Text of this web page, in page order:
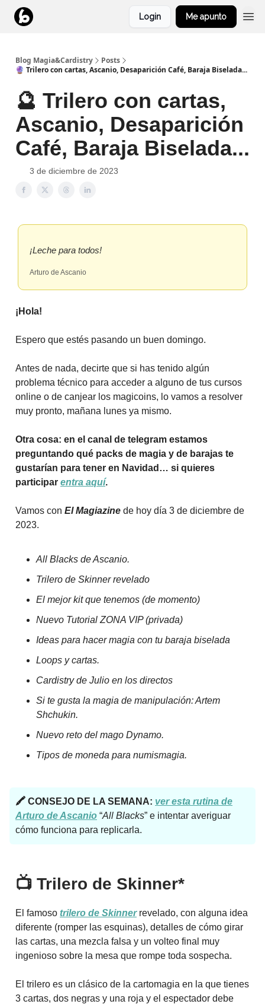
Login Me apunto
Blog Magia&Cardistry
Posts
🔮 Trilero con cartas, Ascanio, Desaparición Café, Baraja Biselada...
🔮 Trilero con cartas,
Ascanio, Desaparición
Café, Baraja Biselada...
3 de diciembre de 2023
¡Leche para todos!
Arturo de Ascanio
¡Hola!
Espero que estés pasando un buen domingo.
Antes de nada, decirte que si has tenido algún
problema técnico para acceder a alguno de tus cursos
online o de canjear los magicoins, lo vamos a resolver
muy pronto, mañana lunes ya mismo.
Otra cosa: en el canal de telegram estamos
preguntando qué packs de magia y de barajas te
gustarían para tener en Navidad… si quieres
participar entra aquí.
Vamos con El Magiazine de hoy día 3 de diciembre de
2023.
All Blacks de Ascanio.
Trilero de Skinner revelado
El mejor kit que tenemos (de momento)
Nuevo Tutorial ZONA VIP (privada)
Ideas para hacer magia con tu baraja biselada
Loops y cartas.
Cardistry de Julio en los directos
Si te gusta la magia de manipulación: Artem
Shchukin.
Nuevo reto del mago Dynamo.
Tipos de moneda para numismagia.
🖍 CONSEJO DE LA SEMANA: ver esta rutina de
Arturo de Ascanio “All Blacks” e intentar averiguar
cómo funciona para replicarla.
📺 Trilero de Skinner*
El famoso trilero de Skinnerrevelado, con alguna idea
diferente (romper las esquinas), detalles de cómo girar
las cartas, una mezcla falsa y un volteo final muy
ingenioso sobre la mesa que rompe toda sospecha.
El trilero es un clásico de la cartomagia en la que tienes
3 cartas, dos negras y una roja y el espectador debe